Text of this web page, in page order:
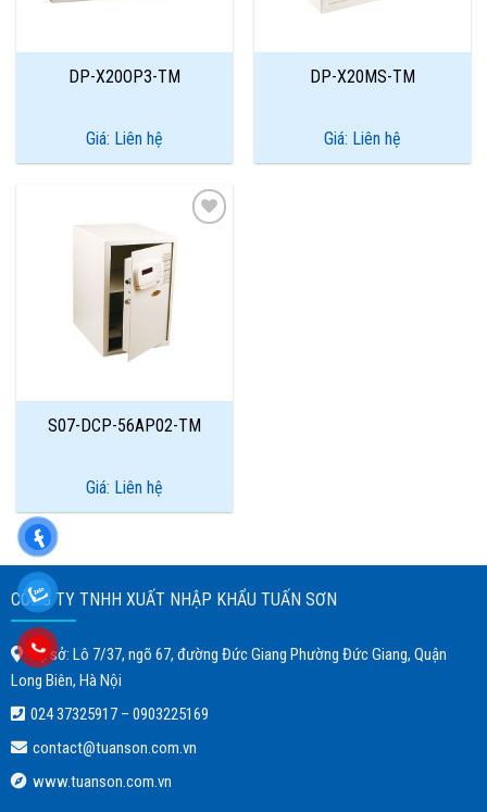
DP-X20OP3-TM
Giá: Liên hệ
DP-X20MS-TM
Giá: Liên hệ
S07-DCP-56AP02-TM
Giá: Liên hệ
CÔNG TY TNHH XUẤT NHẬP KHẨU TUẤN SƠN
Trụ sở: Lô 7/37, ngõ 67, đường Đức Giang Phường Đức Giang, Quận
Long Biên, Hà Nội
024 37325917– 0903225169
contact@tuanson.com.vn
www.tuanson.com.vn